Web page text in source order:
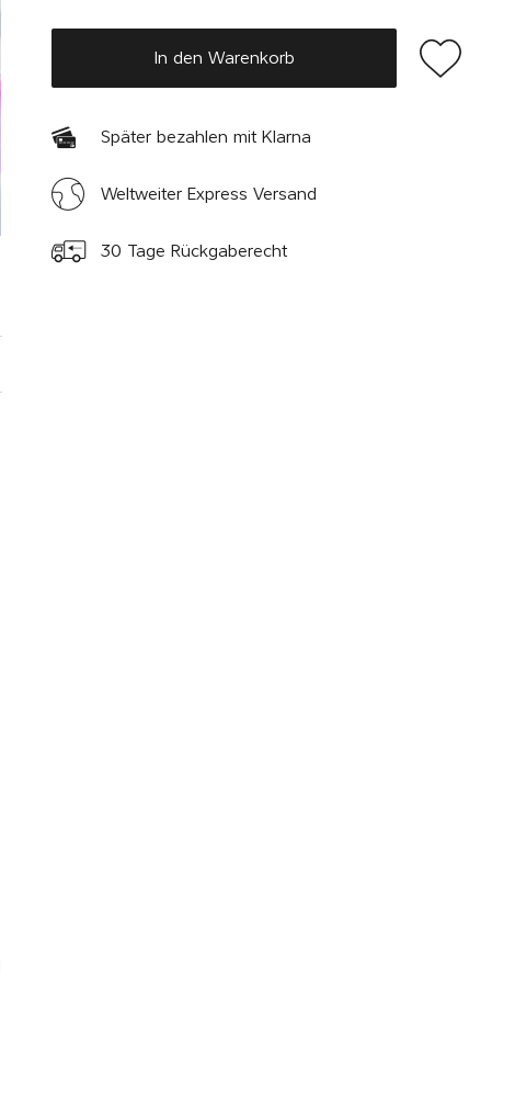
In den Warenkorb
Später bezahlen mit Klarna
Weltweiter Express Versand
30 Tage Rückgaberecht